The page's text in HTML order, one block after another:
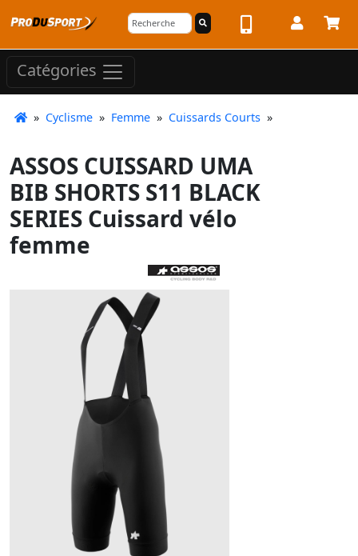
Catégories
» Cyclisme » Femme » Cuissards Courts »
ASSOS CUISSARD UMA
BIB SHORTS S11 BLACK
SERIES Cuissard vélo
femme